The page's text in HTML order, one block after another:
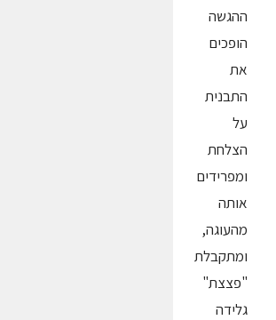
ההגשה
הופכים
את
התבנית
על
הצלחת
ומפרידים
אותה
מהעוגה,
ומתקבלת
"פצצת"
גלידה